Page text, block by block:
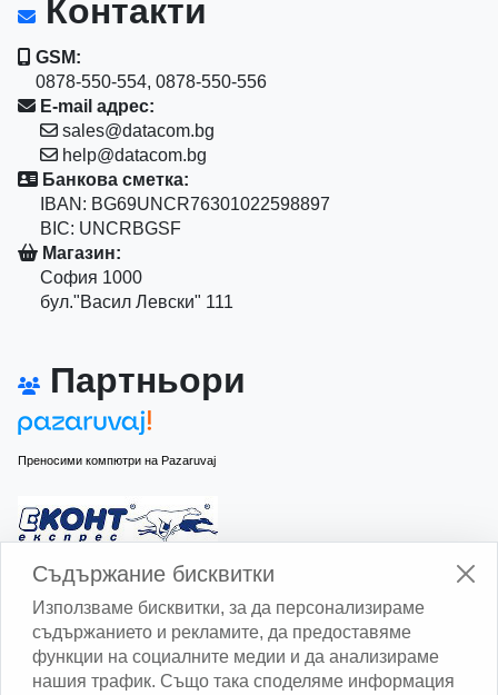
Контакти
GSM:
0878-550-554, 0878-550-556
E-mail адрес:
sales@datacom.bg
help@datacom.bg
Банкова сметка:
IBAN: BG69UNCR76301022598897
BIC: UNCRBGSF
Магазин:
София 1000
бул."Васил Левски" 111
Партньори
Преносими компютри на Pazaruvaj
Изчисли доставката с Еконт
Съдържание бисквитки
Използваме бисквитки, за да персонализираме
съдържанието и рекламите, да предоставяме
функции на социалните медии и да анализираме
нашия трафик. Също така споделяме информация